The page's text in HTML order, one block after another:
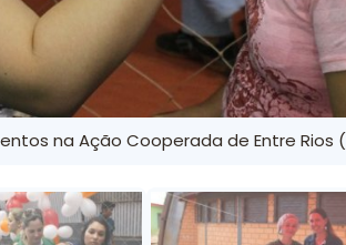
na Ação Cooperada de Entre Rios